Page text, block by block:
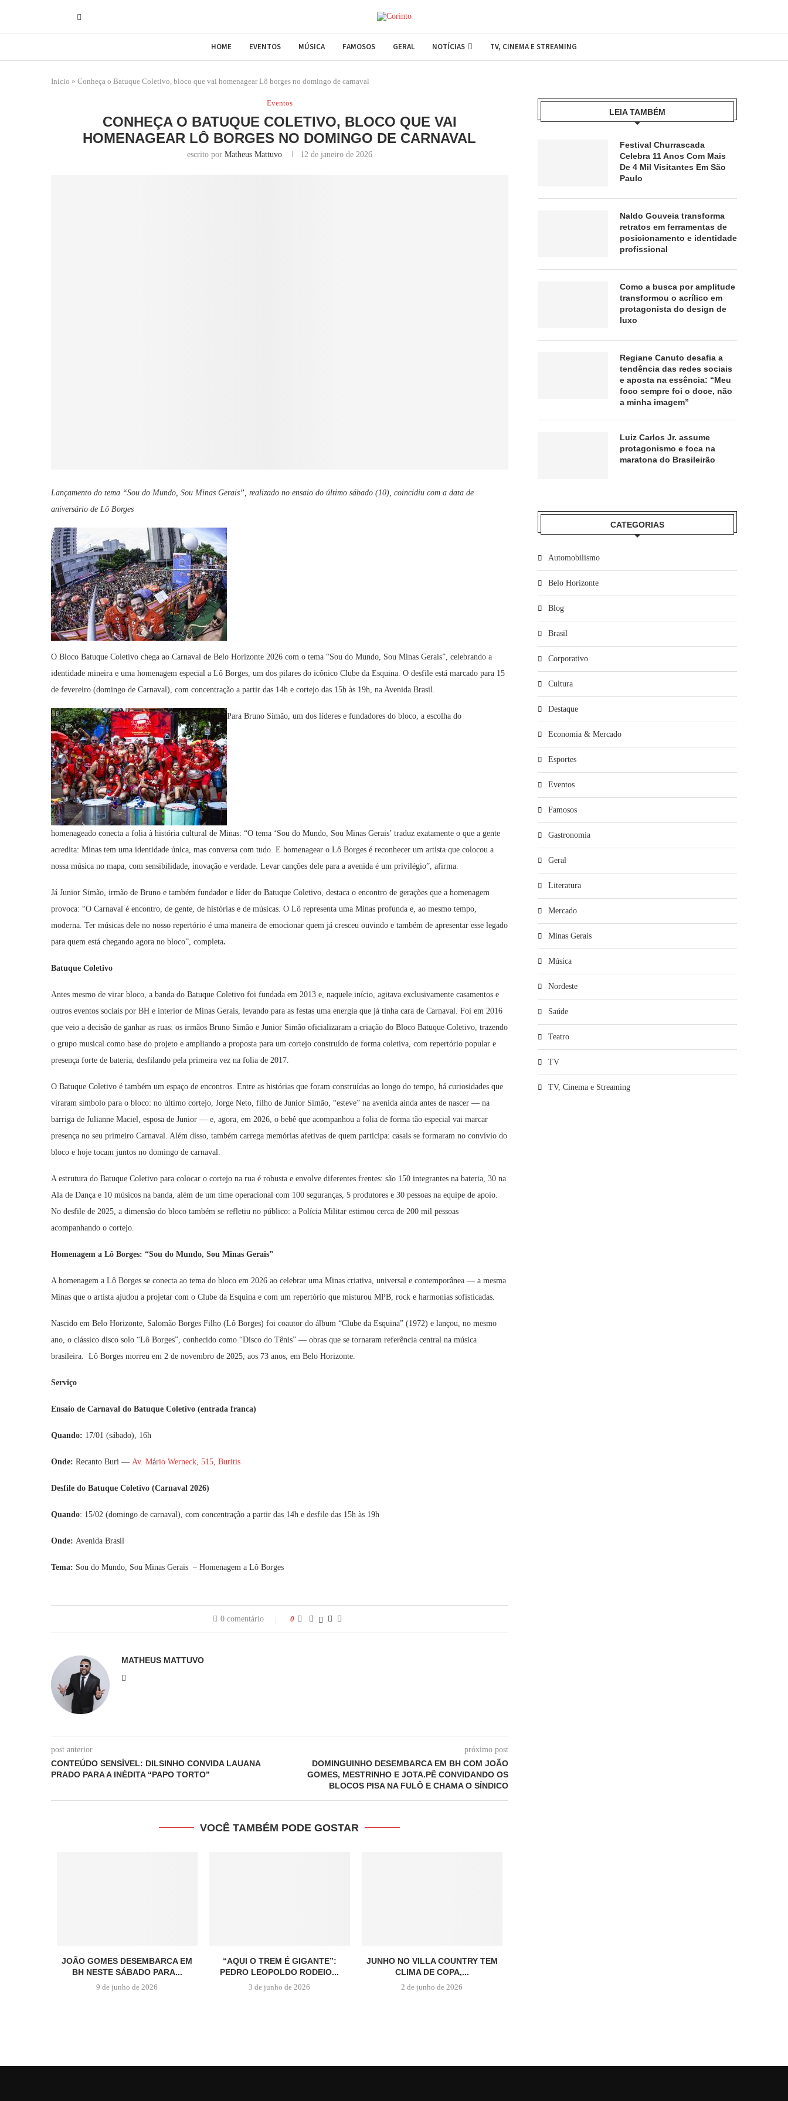
HOME EVENTOS MÚSICA FAMOSOS GERAL NOTÍCIAS TV, CINEMA E STREAMING
Início » Conheça o Batuque Coletivo, bloco que vai homenagear Lô borges no domingo de carnaval
Eventos
CONHEÇA O BATUQUE COLETIVO, BLOCO QUE VAI
HOMENAGEAR LÔ BORGES NO DOMINGO DE CARNAVAL
escrito por Matheus Mattuvo 12 de janeiro de 2026
Lançamento do tema “Sou do Mundo, Sou Minas Gerais”, realizado no ensaio do último sábado (10), coincidiu com a data de
aniversário de Lô Borges
O Bloco Batuque Coletivo chega ao Carnaval de Belo Horizonte 2026 com o tema “Sou do Mundo, Sou Minas Gerais”, celebrando a
identidade mineira e uma homenagem especial a Lô Borges, um dos pilares do icônico Clube da Esquina. O desfile está marcado para 15
de fevereiro (domingo de Carnaval), com concentração a partir das 14h e cortejo das 15h às 19h, na Avenida Brasil.
Para Bruno Simão, um dos líderes e fundadores do bloco, a escolha do
homenageado conecta a folia à história cultural de Minas: “O tema ‘Sou do Mundo, Sou Minas Gerais’ traduz exatamente o que a gente
acredita: Minas tem uma identidade única, mas conversa com tudo. E homenagear o Lô Borges é reconhecer um artista que colocou a
nossa música no mapa, com sensibilidade, inovação e verdade. Levar canções dele para a avenida é um privilégio”, afirma.
Já Junior Simão, irmão de Bruno e também fundador e líder do Batuque Coletivo, destaca o encontro de gerações que a homenagem
provoca: “O Carnaval é encontro, de gente, de histórias e de músicas. O Lô representa uma Minas profunda e, ao mesmo tempo,
moderna. Ter músicas dele no nosso repertório é uma maneira de emocionar quem já cresceu ouvindo e também de apresentar esse legado
para quem está chegando agora no bloco”, completa.
Batuque Coletivo
Antes mesmo de virar bloco, a banda do Batuque Coletivo foi fundada em 2013 e, naquele início, agitava exclusivamente casamentos e
outros eventos sociais por BH e interior de Minas Gerais, levando para as festas uma energia que já tinha cara de Carnaval. Foi em 2016
que veio a decisão de ganhar as ruas: os irmãos Bruno Simão e Junior Simão oficializaram a criação do Bloco Batuque Coletivo, trazendo
o grupo musical como base do projeto e ampliando a proposta para um cortejo construído de forma coletiva, com repertório popular e
presença forte de bateria, desfilando pela primeira vez na folia de 2017.
O Batuque Coletivo é também um espaço de encontros. Entre as histórias que foram construídas ao longo do tempo, há curiosidades que
viraram símbolo para o bloco: no último cortejo, Jorge Neto, filho de Junior Simão, “esteve” na avenida ainda antes de nascer — na
barriga de Julianne Maciel, esposa de Junior — e, agora, em 2026, o bebê que acompanhou a folia de forma tão especial vai marcar
presença no seu primeiro Carnaval. Além disso, também carrega memórias afetivas de quem participa: casais se formaram no convívio do
bloco e hoje tocam juntos no domingo de carnaval.
A estrutura do Batuque Coletivo para colocar o cortejo na rua é robusta e envolve diferentes frentes: são 150 integrantes na bateria, 30 na
Ala de Dança e 10 músicos na banda, além de um time operacional com 100 seguranças, 5 produtores e 30 pessoas na equipe de apoio.
No desfile de 2025, a dimensão do bloco também se refletiu no público: a Polícia Militar estimou cerca de 200 mil pessoas
acompanhando o cortejo.
Homenagem a Lô Borges: “Sou do Mundo, Sou Minas Gerais”
A homenagem a Lô Borges se conecta ao tema do bloco em 2026 ao celebrar uma Minas criativa, universal e contemporânea — a mesma
Minas que o artista ajudou a projetar com o Clube da Esquina e com um repertório que misturou MPB, rock e harmonias sofisticadas.
Nascido em Belo Horizonte, Salomão Borges Filho (Lô Borges) foi coautor do álbum “Clube da Esquina” (1972) e lançou, no mesmo
ano, o clássico disco solo “Lô Borges”, conhecido como “Disco do Tênis” — obras que se tornaram referência central na música
brasileira. Lô Borges morreu em 2 de novembro de 2025, aos 73 anos, em Belo Horizonte.
Serviço
Ensaio de Carnaval do Batuque Coletivo (entrada franca)
Quando: 17/01 (sábado), 16h
Onde: Recanto Buri — Av. Mário Werneck, 515, Buritis
Desfile do Batuque Coletivo (Carnaval 2026)
Quando: 15/02 (domingo de carnaval), com concentração a partir das 14h e desfile das 15h às 19h
Onde: Avenida Brasil
Tema: Sou do Mundo, Sou Minas Gerais – Homenagem a Lô Borges
0 comentário 0
MATHEUS MATTUVO
post anterior
CONTEÚDO SENSÍVEL: DILSINHO CONVIDA LAUANA
PRADO PARA A INÉDITA “PAPO TORTO”
próximo post
DOMINGUINHO DESEMBARCA EM BH COM JOÃO
GOMES, MESTRINHO E JOTA.PÊ CONVIDANDO OS
BLOCOS PISA NA FULÔ E CHAMA O SÍNDICO
VOCÊ TAMBÉM PODE GOSTAR
JOÃO GOMES DESEMBARCA EM
BH NESTE SÁBADO PARA...
9 de junho de 2026
“AQUI O TREM É GIGANTE”:
PEDRO LEOPOLDO RODEIO...
3 de junho de 2026
JUNHO NO VILLA COUNTRY TEM
CLIMA DE COPA,...
2 de junho de 2026
LEIA TAMBÉM
Festival Churrascada
Celebra 11 Anos Com Mais
De 4 Mil Visitantes Em São
Paulo
Naldo Gouveia transforma
retratos em ferramentas de
posicionamento e identidade
profissional
Como a busca por amplitude
transformou o acrílico em
protagonista do design de
luxo
Regiane Canuto desafia a
tendência das redes sociais
e aposta na essência: “Meu
foco sempre foi o doce, não
a minha imagem”
Luiz Carlos Jr. assume
protagonismo e foca na
maratona do Brasileirão
CATEGORIAS
Automobilismo
Belo Horizonte
Blog
Brasil
Corporativo
Cultura
Destaque
Economia & Mercado
Esportes
Eventos
Famosos
Gastronomia
Geral
Literatura
Mercado
Minas Gerais
Música
Nordeste
Saúde
Teatro
TV
TV, Cinema e Streaming